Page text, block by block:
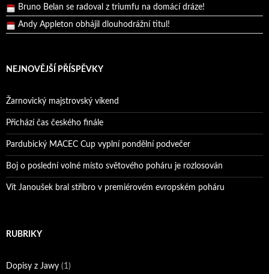
Andy Appleton obhájil dlouhodrážní titul!
Reprezentační dvojice brala český titul!
NEJNOVĚJŠÍ PŘÍSPĚVKY
Žarnovický majstrovský víkend
Přichází čas českého finále
Pardubický MACEC Cup vyplní pondělní podvečer
Boj o poslední volné místo světového poháru je rozlosován
Vít Janoušek bral stříbro v premiérovém evropském poháru
RUBRIKY
Dopisy z Jawy (1)